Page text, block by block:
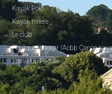
Kayak Polo
Kayak rivière
Le club
Pourquoi choisir l’Acbb Canoe-
Stand Up Paddle
_